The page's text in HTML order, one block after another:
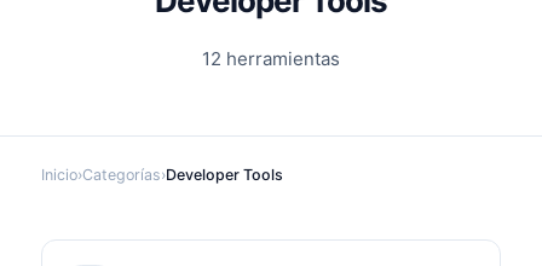
12 herramientas
Inicio›Categorías›Developer Tools